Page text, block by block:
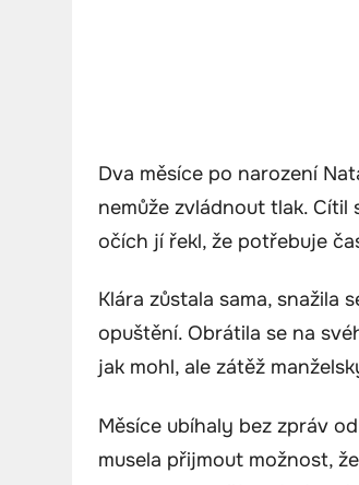
Dva měsíce po narození
nemůže zvládnout tlak.
očích jí řekl, že potřebuje
Klára zůstala sama, snažila
opuštění. Obrátila se na
jak mohl, ale zátěž
Měsíce ubíhaly bez zpráv
musela přijmout možnost,